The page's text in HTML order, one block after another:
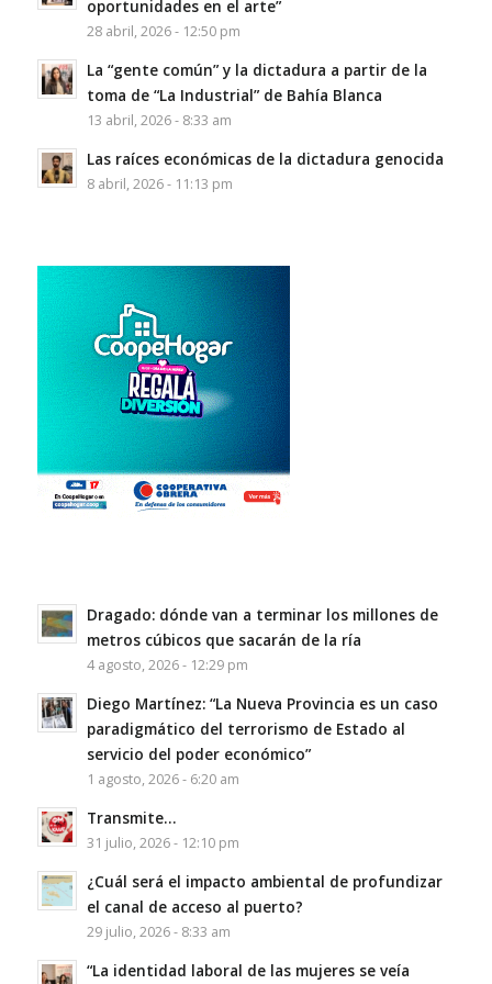
oportunidades en el arte”
28 abril, 2026 - 12:50 pm
La “gente común” y la dictadura a partir de la
toma de “La Industrial” de Bahía Blanca
13 abril, 2026 - 8:33 am
Las raíces económicas de la dictadura genocida
8 abril, 2026 - 11:13 pm
Dragado: dónde van a terminar los millones de
metros cúbicos que sacarán de la ría
4 agosto, 2026 - 12:29 pm
Diego Martínez: “La Nueva Provincia es un caso
paradigmático del terrorismo de Estado al
servicio del poder económico”
1 agosto, 2026 - 6:20 am
Transmite…
31 julio, 2026 - 12:10 pm
¿Cuál será el impacto ambiental de profundizar
el canal de acceso al puerto?
29 julio, 2026 - 8:33 am
“La identidad laboral de las mujeres se veía